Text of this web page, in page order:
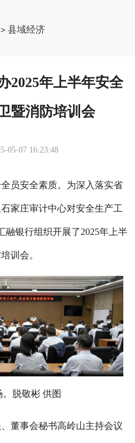
>县域经济
2025年上半年安全
暨消防培训会
05-07 16:23:48
员安全素质。 为深入落实省
家庄审计中心对安全生产工
融银行组织开展了2025年上半
训会。
脱敬彬 供图
董事会秘书高岭山主持会议